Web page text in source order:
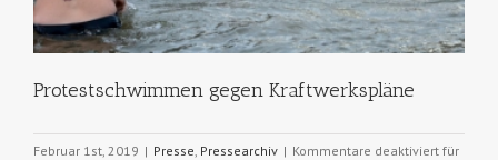
Protestschwimmen gegen Kraftwerkspläne
Februar 1st, 2019 | Presse Pressearchiv | Kommentare deaktiviert für